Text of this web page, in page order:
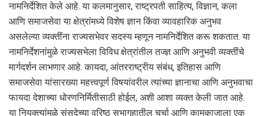
नामनिर्देशित केले आहे. या कलमानुसार, राष्ट्रपती साहित्य, विज्ञान, कला
आणि समाजसेवा या क्षेत्रांमध्ये विशेष ज्ञान किंवा व्यावहारिक अनुभव
असलेल्या व्यक्तींना राज्यसभेवर सदस्य म्हणून नामनिर्देशित करू शकतात. या
नामनिर्देशनांमुळे राज्यसभेला विविध क्षेत्रांतील तज्ज्ञ आणि अनुभवी व्यक्तींचे
मार्गदर्शन लाभणार आहे. कायदा, आंतरराष्ट्रीय संबंध, इतिहास आणि
समाजसेवा यांसारख्या महत्त्वपूर्ण विषयांवरील त्यांच्या ज्ञानाचा आणि अनुभवाचा
फायदा देशाच्या धोरणनिर्मितीसाठी होईल, अशी आशा व्यक्त केली जात आहे.
या नियुक्त्यांमुळे संसदेच्या वरिष्ठ सभागृहातील चर्चा आणि कामकाजाला एक